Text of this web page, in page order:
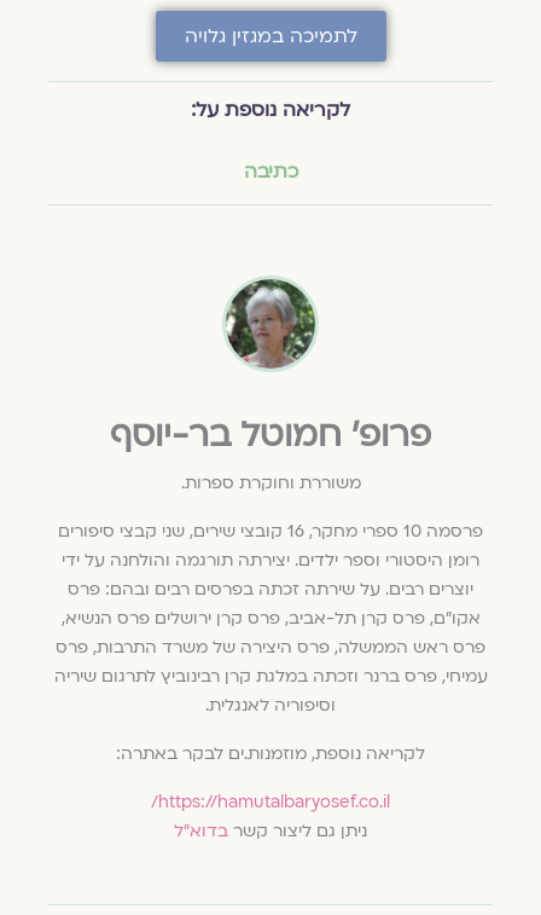
לתמיכה במגזין גלויה
לקריאה נוספת על:
כתיבה
פרופ׳ חמוטל בר-יוסף
משוררת וחוקרת ספרות.
פרסמה 10 ספרי מחקר, 16 קובצי שירים, שני קבצי סיפורים
רומן היסטורי וספר ילדים. יצירתה תורגמה והולחנה על ידי
יוצרים רבים. על שירתה זכתה בפרסים רבים ובהם: פרס
אקו"ם, פרס קרן תל-אביב, פרס קרן ירושלים פרס הנשיא,
פרס ראש הממשלה, פרס היצירה של משרד התרבות, פרס
עמיחי, פרס ברנר וזכתה במלגת קרן רבינוביץ לתרגום שיריה
וסיפוריה לאנגלית.
לקריאה נוספת, מוזמנות.ים לבקר באתרה:
https://hamutalbaryosef.co.il/
ניתן גם ליצור קשרבדוא"ל